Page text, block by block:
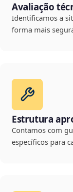
Avaliação
Identificamos a
forma mais
Estrutura
Contamos com
específicos para